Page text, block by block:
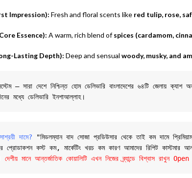
Impression): Fresh and floral scents like red tulip, rose,
Essence): A warm, rich blend ofspices (cardamom,
Lasting Depth): Deep and sensual woody, musky, and
– সারা দেশে নিশ্চিন্ত হোম ডেলিভারি বাংলাদেশের ৬৪টি জেলায়
মধ্যে ডেলিভারি ইনশাআল্লাহ।
দামে? "মিডলম্যান বাদ সোজা প্রডিউসার থেকে তাই কম দামে
প্রোডাকশন কস্ট কম, মার্কেটিং খরচ কম কারণ আমাদের রিপিট কাস্টমার
দেশীয় মানে আন্তর্জাতিক কোয়ালিটি এখন নিজের ব্র্যান্ডে বিশ্বাস রাখুন